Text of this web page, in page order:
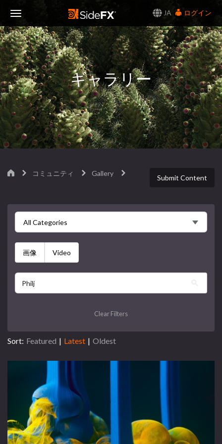
JA
ログイン
Navigation
ギャラリー
Submit Content
コミュニティ Gallery
All Categories
画像 Video
Clear Filters
Sort: Featured | Latest | Oldest